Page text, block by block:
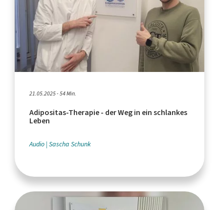
21.05.2025 - 54 Min.
Adipositas-Therapie - der Weg in ein schlankes
Leben
Audio Sascha Schunk